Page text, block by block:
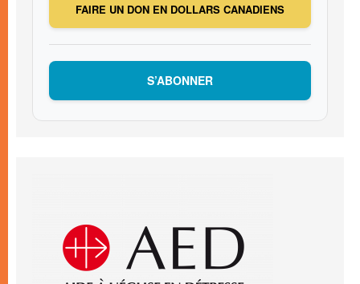
FAIRE UN DON EN DOLLARS CANADIENS
S’ABONNER